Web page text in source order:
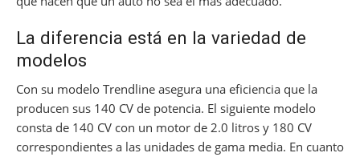
La diferencia está en la variedad de
modelos
Con su modelo Trendline asegura una eficiencia que la
producen sus 140 CV de potencia. El siguiente modelo
consta de 140 CV con un motor de 2.0 litros y 180 CV
correspondientes a las unidades de gama media. En cuanto